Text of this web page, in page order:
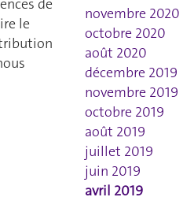
de
le
novembre 2020
octobre 2020
août 2020
décembre 2019
novembre 2019
octobre 2019
août 2019
juillet 2019
juin 2019
avril 2019